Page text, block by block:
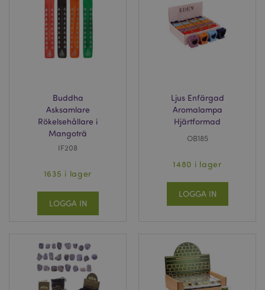
Buddha
Asksamlare
Rökelsehållare i
Mangoträ
IF208
1635 i lager
LOGGA IN
Ljus Enfärgad
Aromalampa
Hjärtformad
OB185
1480 i lager
LOGGA IN